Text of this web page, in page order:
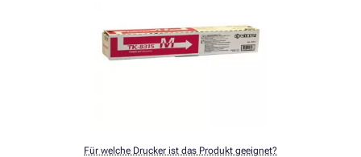
Für welche Drucker ist das Produkt geeignet?